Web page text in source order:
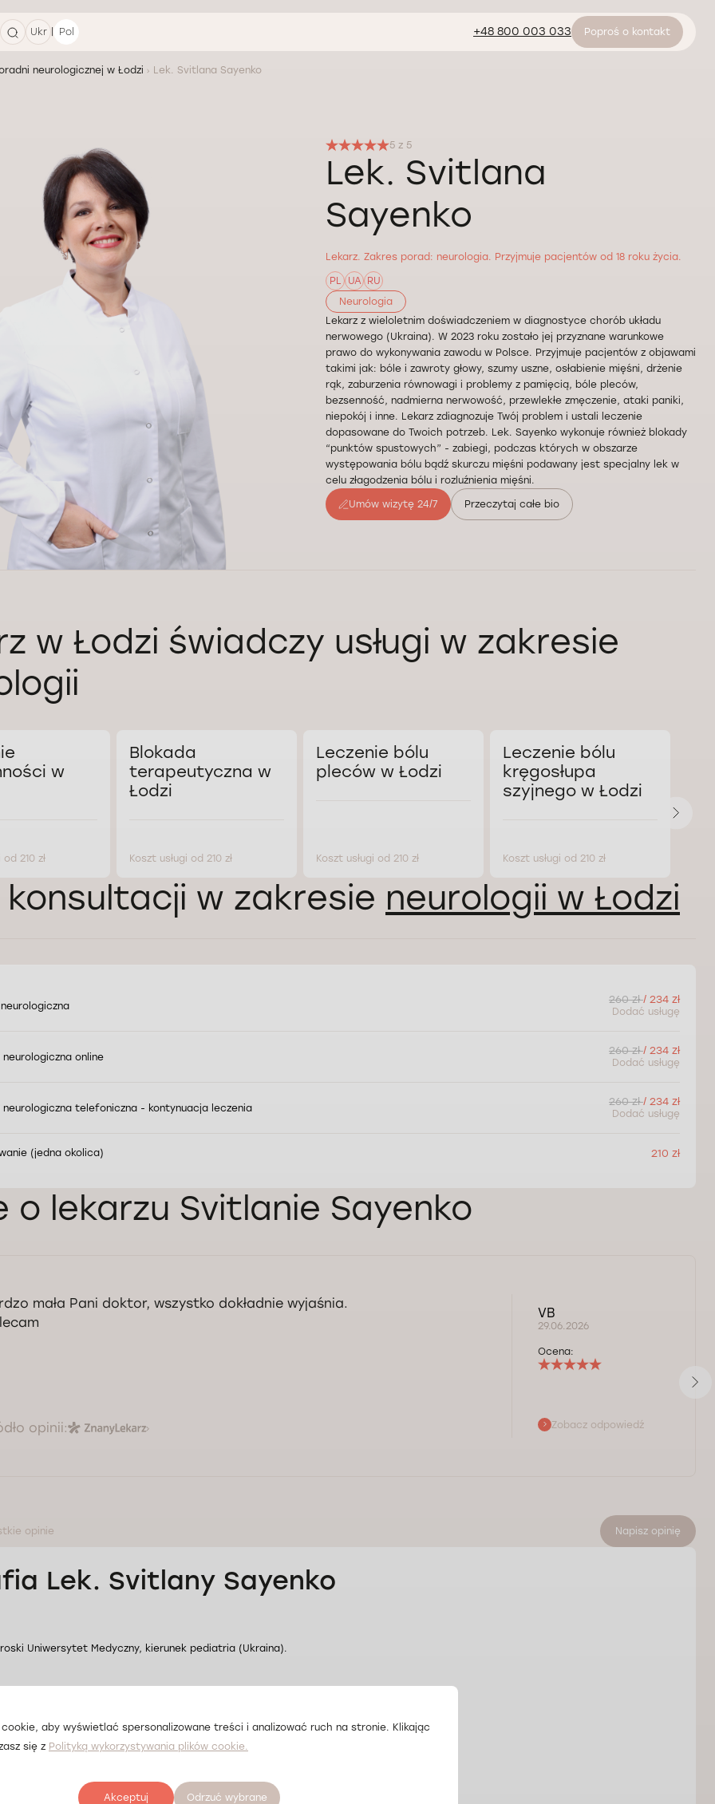
Ukr | Pol +48 800 003 033 Poproś o kontakt
neurologicznej w Łodzi Lek. Svitlana Sayenko
5 z 5
Lek. Svitlana
Sayenko
Lekarz. Zakres porad: neurologia. Przyjmuje pacjentów od 18 roku życia.
PL UA
RU
Neurologia
Lekarz z wieloletnim doświadczeniem w diagnostyce chorób układu
nerwowego (Ukraina). W 2023 roku zostało jej przyznane warunkowe
prawo do wykonywania zawodu w Polsce. Przyjmuje pacjentów z objawami
takimi jak: bóle i zawroty głowy, szumy uszne, osłabienie mięśni, drżenie
rąk, zaburzenia równowagi i problemy z pamięcią, bóle pleców,
bezsenność, nadmierna nerwowość, przewlekłe zmęczenie, ataki paniki,
niepokój i inne. Lekarz zdiagnozuje Twój problem i ustali leczenie
dopasowane do Twoich potrzeb. Lek. Sayenko wykonuje również blokady
“punktów spustowych” - zabiegi, podczas których w obszarze
występowania bólu bądź skurczu mięśni podawany jest specjalny lek w
celu złagodzenia bólu i rozluźnienia mięśni.
Umów wizytę 24/7 Przeczytaj całe bio
w Łodzi świadczy usługi w zakresie
w
od 210 zł
Blokada
terapeutyczna w
Łodzi
Koszt usługi od 210 zł
Leczenie bólu
pleców w Łodzi
Koszt usługi od 210 zł
Leczenie bólu
kręgosłupa
szyjnego w Łodzi
Koszt usługi od 210 zł
konsultacji w zakresie neurologii w Łodzi
260 zł/ 234 zł
Dodać usługę
neurologiczna online
260 zł/ 234 zł
Dodać usługę
neurologiczna telefoniczna - kontynuacja leczenia
260 zł/ 234 zł
Dodać usługę
(jedna okolica) 210 zł
o lekarzu Svitlanie Sayenko
mała Pani doktor, wszystko dokładnie wyjaśnia.
opinii:
VB
29.06.2026
Ocena:
Zobacz odpowiedź
opinie Napisz opinię
Lek. Svitlany Sayenko
Uniwersytet Medyczny, kierunek pediatria (Ukraina).
Uniwersytet Medyczny, specjalizacja w zakresie neurologii (Ukraina).
MSW w Mariupolu, Ukraina (do 2015 r.).
cookie, aby wyświetlać spersonalizowane treści i analizować ruch na stronie. Klikając
się z Polityką wykorzystywania plików cookie.
Akceptuj Odrzuć wybrane